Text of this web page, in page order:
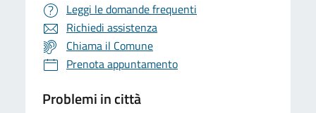
Leggi le domande frequenti
Richiedi assistenza
Chiama il Comune
Prenota appuntamento
Problemi in città